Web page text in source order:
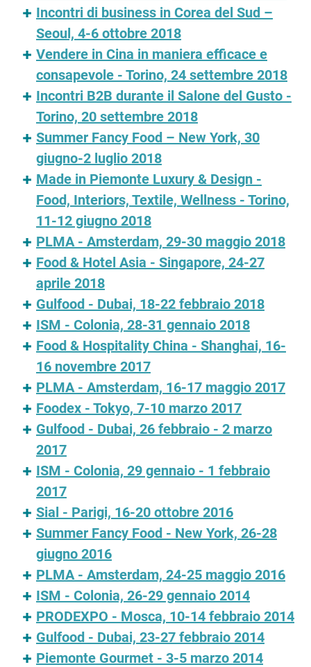
Incontri di business in Corea del Sud –
Seoul, 4-6 ottobre 2018
Vendere in Cina in maniera efficace e
consapevole - Torino, 24 settembre 2018
Incontri B2B durante il Salone del Gusto -
Torino, 20 settembre 2018
Summer Fancy Food – New York, 30
giugno-2 luglio 2018
Made in Piemonte Luxury & Design -
Food, Interiors, Textile, Wellness - Torino,
11-12 giugno 2018
PLMA - Amsterdam, 29-30 maggio 2018
Food & Hotel Asia - Singapore, 24-27
aprile 2018
Gulfood - Dubai, 18-22 febbraio 2018
ISM - Colonia, 28-31 gennaio 2018
Food & Hospitality China - Shanghai, 16-
16 novembre 2017
PLMA - Amsterdam, 16-17 maggio 2017
Foodex - Tokyo, 7-10 marzo 2017
Gulfood - Dubai, 26 febbraio - 2 marzo
2017
ISM - Colonia, 29 gennaio - 1 febbraio
2017
Sial - Parigi, 16-20 ottobre 2016
Summer Fancy Food - New York, 26-28
giugno 2016
PLMA - Amsterdam, 24-25 maggio 2016
ISM - Colonia, 26-29 gennaio 2014
PRODEXPO - Mosca, 10-14 febbraio 2014
Gulfood - Dubai, 23-27 febbraio 2014
Piemonte Gourmet - 3-5 marzo 2014